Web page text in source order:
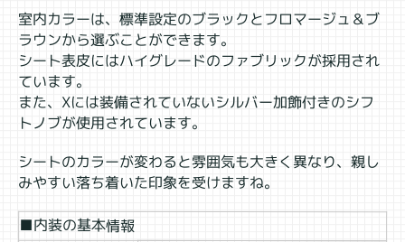
室内カラーは、標準設定のブラックとフロマージュ＆ブ
ラウンから選ぶことができます。
シート表皮にはハイグレードのファブリックが採用され
ています。
また、Xには装備されていないシルバー加飾付きのシフ
トノブが使用されています。
シートのカラーが変わると雰囲気も大きく異なり、親し
みやすい落ち着いた印象を受けますね。
■内装の基本情報